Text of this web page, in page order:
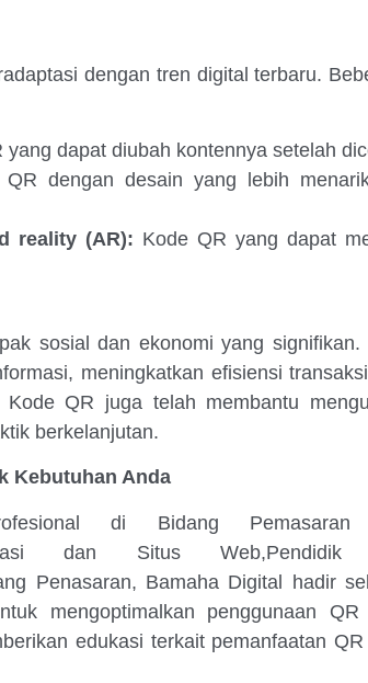
dengan tren digital terbaru.
yang dapat diubah kontennya setelah
QR dengan desain yang lebih
reality (AR): Kode QR yang dapat
sosial dan ekonomi yang signifikan.
meningkatkan efisiensi
Kode QR juga telah membantu
berkelanjutan.
Kebutuhan Anda
di Bidang
dan Situs Web,Pendidik
Penasaran, Bamaha Digital hadir
mengoptimalkan penggunaan QR
edukasi terkait pemanfaatan